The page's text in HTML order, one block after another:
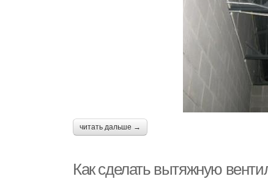
читать дальше →
Как сделать вытяжную